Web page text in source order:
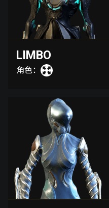
LIMBO
角色：